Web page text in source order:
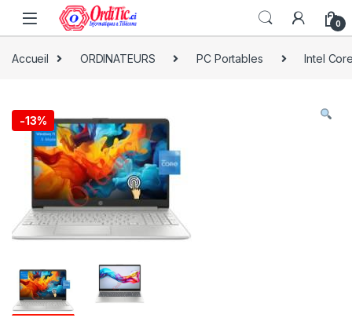
0
Accueil ORDINATEURS PC Portables Intel
-13%